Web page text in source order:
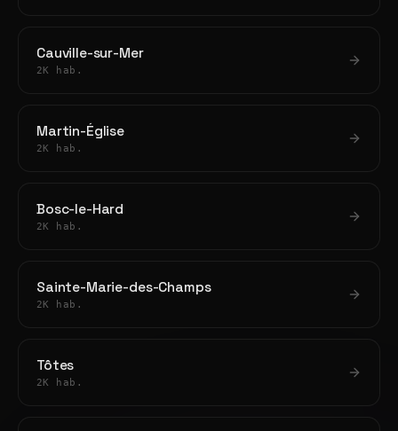
Cauville-sur-Mer
2K hab.
Martin-Église
2K hab.
Bosc-le-Hard
2K hab.
Sainte-Marie-des-Champs
2K hab.
Tôtes
2K hab.